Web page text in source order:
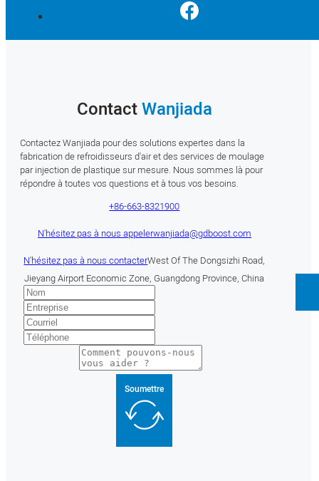
ContactWanjiada
Contactez Wanjiada pour des solutions expertes dans la
fabrication de refroidisseurs d'air et des services de moulage
par injection de plastique sur mesure. Nous sommes là pour
répondre à toutes vos questions et à tous vos besoins.
+86-663-8321900
N'hésitez pas à nous appelerwanjiada@gdboost.com
N'hésitez pas à nous contacterWest Of The Dongsizhi Road,
Jieyang Airport Economic Zone, Guangdong Province, China
Soumettre